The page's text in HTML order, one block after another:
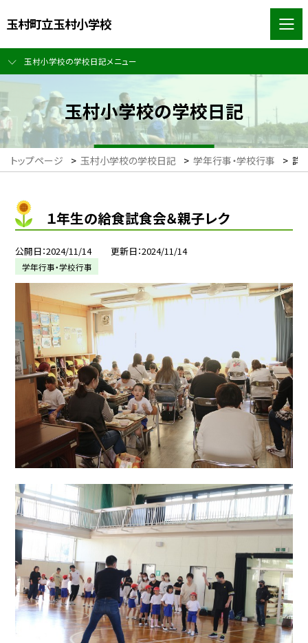
玉村町立玉村小学校
玉村小学校の学校日記メニュー
玉村小学校の学校日記
トップページ > 玉村小学校の学校日記 > 学年行事・学校行事 > 詳
１年生の給食試食会＆親子レク
公開日 2024/11/14 更新日 2024/11/14
学年行事・学校行事